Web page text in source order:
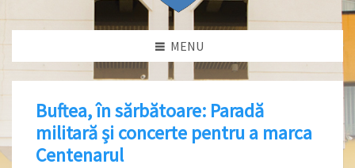
MENU
Buftea, în sărbătoare: Paradă
militară și concerte pentru a marca
Centenarul